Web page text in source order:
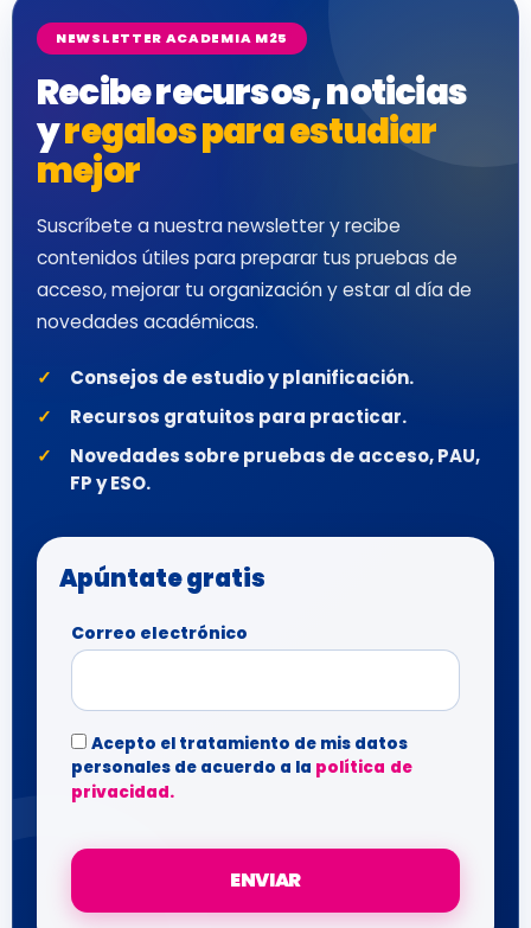
NEWSLETTER ACADEMIA M25
Recibe recursos, noticias
yregalos para estudiar
mejor
Suscríbete a nuestra newsletter y recibe
contenidos útiles para preparar tus pruebas de
acceso, mejorar tu organización y estar al día de
novedades académicas.
Consejos de estudio y planificación.
Recursos gratuitos para practicar.
Novedades sobre pruebas de acceso, PAU,
FP y ESO.
Apúntate gratis
Correo electrónico
Acepto el tratamiento de mis datos
personales de acuerdo a la política de
privacidad.
ENVIAR